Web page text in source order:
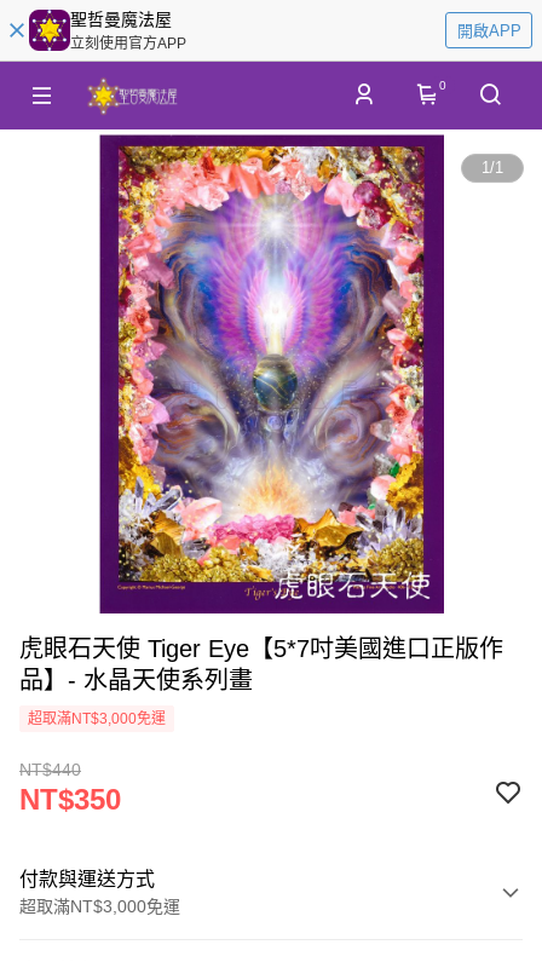
聖哲曼魔法屋
立刻使用官方APP
開啟APP
0
1/1
虎眼石天使 Tiger Eye【5*7吋美國進口正版作
品】- 水晶天使系列畫
超取滿NT$3,000免運
NT$440
NT$350
付款與運送方式
超取滿NT$3,000免運